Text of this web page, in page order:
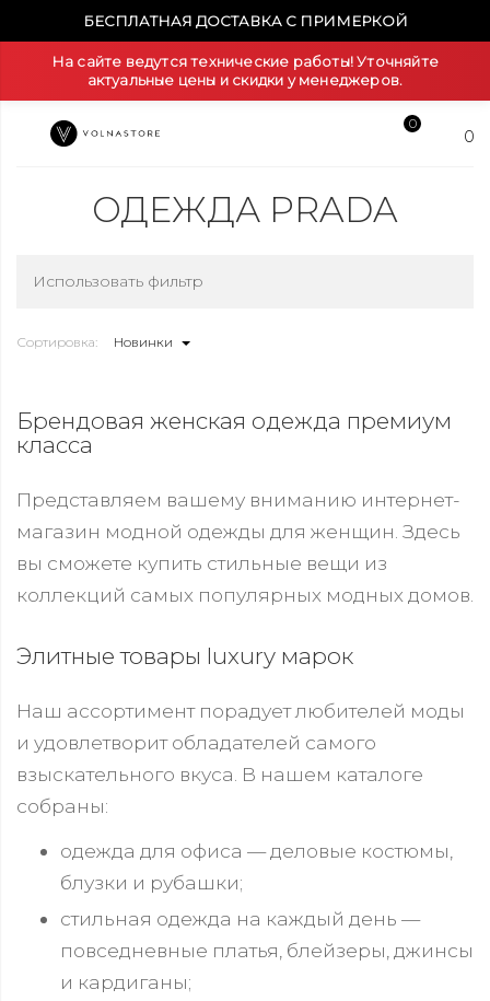
БЕСПЛАТНАЯ ДОСТАВКА С ПРИМЕРКОЙ
На сайте ведутся технические работы! Уточняйте
актуальные цены и скидки у менеджеров.
0
0
ОДЕЖДА PRADA
Использовать фильтр
Сортировка: Новинки
Брендовая женская одежда премиум
класса
Представляем вашему вниманию интернет-
магазин модной одежды для женщин. Здесь
вы сможете купить стильные вещи из
коллекций самых популярных модных домов.
Элитные товары luxury марок
Наш ассортимент порадует любителей моды
и удовлетворит обладателей самого
взыскательного вкуса. В нашем каталоге
собраны:
одежда для офиса — деловые костюмы,
блузки и рубашки;
стильная одежда на каждый день —
повседневные платья, блейзеры, джинсы
и кардиганы;